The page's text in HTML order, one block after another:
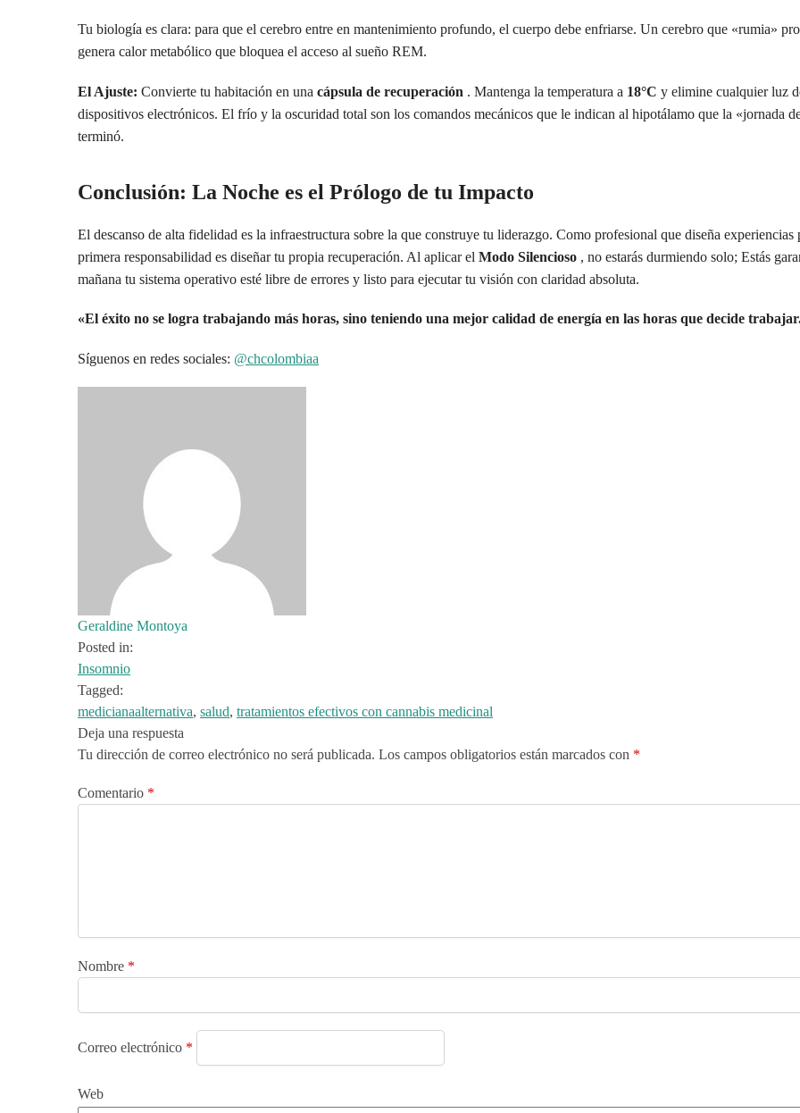
Tu biología es clara: para que el cerebro entre en mantenimiento profundo, el cuerpo debe enfriarse. Un cerebro que «rumia»
genera calor metabólico que bloquea el acceso al sueño REM.
El Ajuste: Convierte tu habitación en una cápsula de recuperación . Mantenga la temperatura a 18°C ​​y elimine cualquier luz
dispositivos electrónicos. El frío y la oscuridad total son los comandos mecánicos que le indican al hipotálamo que la «jornada
terminó.
Conclusión: La Noche es el Prólogo de tu Impacto
El descanso de alta fidelidad es la infraestructura sobre la que construye tu liderazgo. Como profesional que diseña experiencias
primera responsabilidad es diseñar tu propia recuperación. Al aplicar el Modo Silencioso , no estarás durmiendo solo; Estás
mañana tu sistema operativo esté libre de errores y listo para ejecutar tu visión con claridad absoluta.
«El éxito no se logra trabajando más horas, sino teniendo una mejor calidad de energía en las horas que decide
Síguenos en redes sociales: @chcolombiaa
Geraldine Montoya
Posted in:
Insomnio
Tagged:
medicianaalternativa, salud, tratamientos efectivos con cannabis medicinal
Deja una respuesta
Tu dirección de correo electrónico no será publicada. Los campos obligatorios están marcados con *
Comentario *
Nombre *
Correo electrónico *
Web